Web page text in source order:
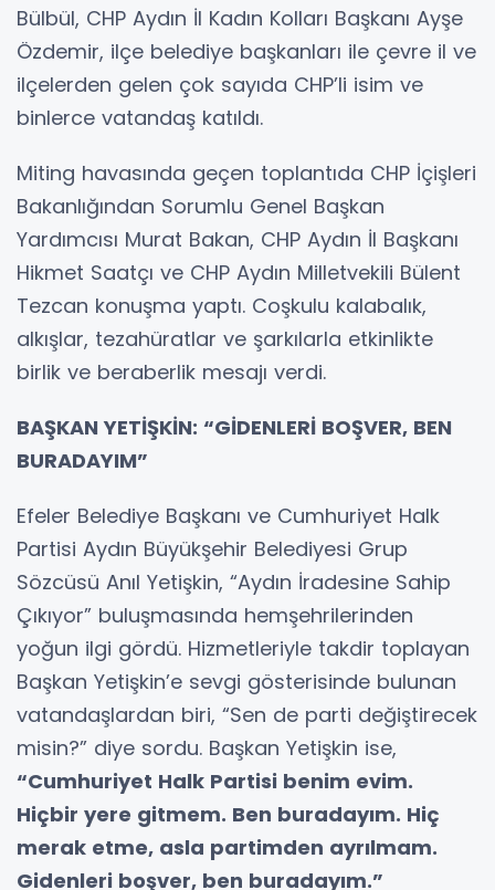
Bülbül, CHP Aydın İl Kadın Kolları Başkanı Ayşe
Özdemir, ilçe belediye başkanları ile çevre il ve
ilçelerden gelen çok sayıda CHP’li isim ve
binlerce vatandaş katıldı.
Miting havasında geçen toplantıda CHP İçişleri
Bakanlığından Sorumlu Genel Başkan
Yardımcısı Murat Bakan, CHP Aydın İl Başkanı
Hikmet Saatçı ve CHP Aydın Milletvekili Bülent
Tezcan konuşma yaptı. Coşkulu kalabalık,
alkışlar, tezahüratlar ve şarkılarla etkinlikte
birlik ve beraberlik mesajı verdi.
BAŞKAN YETİŞKİN: “GİDENLERİ BOŞVER, BEN
BURADAYIM”
Efeler Belediye Başkanı ve Cumhuriyet Halk
Partisi Aydın Büyükşehir Belediyesi Grup
Sözcüsü Anıl Yetişkin, “Aydın İradesine Sahip
Çıkıyor” buluşmasında hemşehrilerinden
yoğun ilgi gördü. Hizmetleriyle takdir toplayan
Başkan Yetişkin’e sevgi gösterisinde bulunan
vatandaşlardan biri, “Sen de parti değiştirecek
misin?” diye sordu. Başkan Yetişkin ise,
“Cumhuriyet Halk Partisi benim evim.
Hiçbir yere gitmem. Ben buradayım. Hiç
merak etme, asla partimden ayrılmam.
Gidenleri boşver, ben buradayım.”